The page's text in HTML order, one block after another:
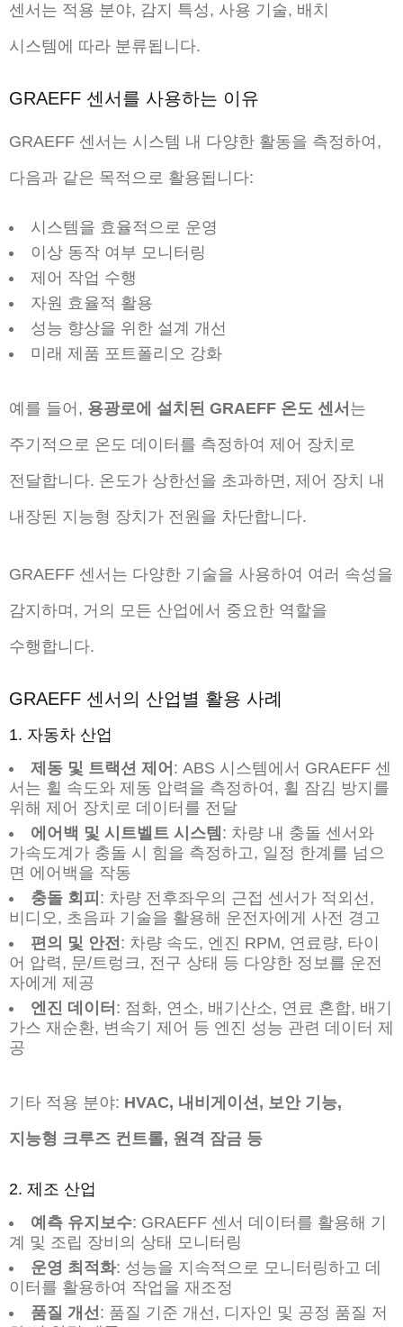
센서는 적용 분야, 감지 특성, 사용 기술, 배치
시스템에 따라 분류됩니다.
GRAEFF 센서를 사용하는 이유
GRAEFF 센서는 시스템 내 다양한 활동을 측정하여,
다음과 같은 목적으로 활용됩니다:
시스템을 효율적으로 운영
이상 동작 여부 모니터링
제어 작업 수행
자원 효율적 활용
성능 향상을 위한 설계 개선
미래 제품 포트폴리오 강화
예를 들어, 용광로에 설치된 GRAEFF 온도 센서 는
주기적으로 온도 데이터를 측정하여 제어 장치로
전달합니다. 온도가 상한선을 초과하면, 제어 장치 내
내장된 지능형 장치가 전원을 차단합니다.
GRAEFF 센서는 다양한 기술을 사용하여 여러 속성을
감지하며, 거의 모든 산업에서 중요한 역할을
수행합니다.
GRAEFF 센서의 산업별 활용 사례
1. 자동차 산업
제동 및 트랙션 제어 : ABS 시스템에서 GRAEFF 센
서는 휠 속도와 제동 압력을 측정하여, 휠 잠김 방지를
위해 제어 장치로 데이터를 전달
에어백 및 시트벨트 시스템 : 차량 내 충돌 센서와
가속도계가 충돌 시 힘을 측정하고, 일정 한계를 넘으
면 에어백을 작동
충돌 회피 : 차량 전후좌우의 근접 센서가 적외선,
비디오, 초음파 기술을 활용해 운전자에게 사전 경고
편의 및 안전: 차량 속도, 엔진 RPM, 연료량, 타이
어 압력, 문/트렁크, 전구 상태 등 다양한 정보를 운전
자에게 제공
엔진 데이터 : 점화, 연소, 배기산소, 연료 혼합, 배기
가스 재순환, 변속기 제어 등 엔진 성능 관련 데이터 제
공
기타 적용 분야: HVAC, 내비게이션, 보안 기능,
지능형 크루즈 컨트롤, 원격 잠금 등
2. 제조 산업
예측 유지보수: GRAEFF 센서 데이터를 활용해 기
계 및 조립 장비의 상태 모니터링
운영 최적화: 성능을 지속적으로 모니터링하고 데
이터를 활용하여 작업을 재조정
품질 개선: 품질 기준 개선, 디자인 및 공정 품질 저